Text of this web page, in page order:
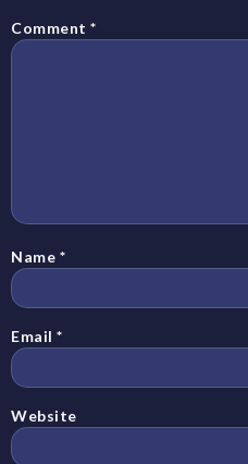
Comment *
Name *
Email *
Website